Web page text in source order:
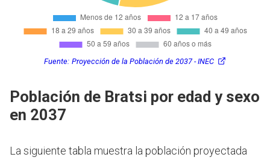
Fuente: Proyección de la Población de 2037 - INEC
Población de Bratsi por edad y sexo
en 2037
La siguiente tabla muestra la población proyectada